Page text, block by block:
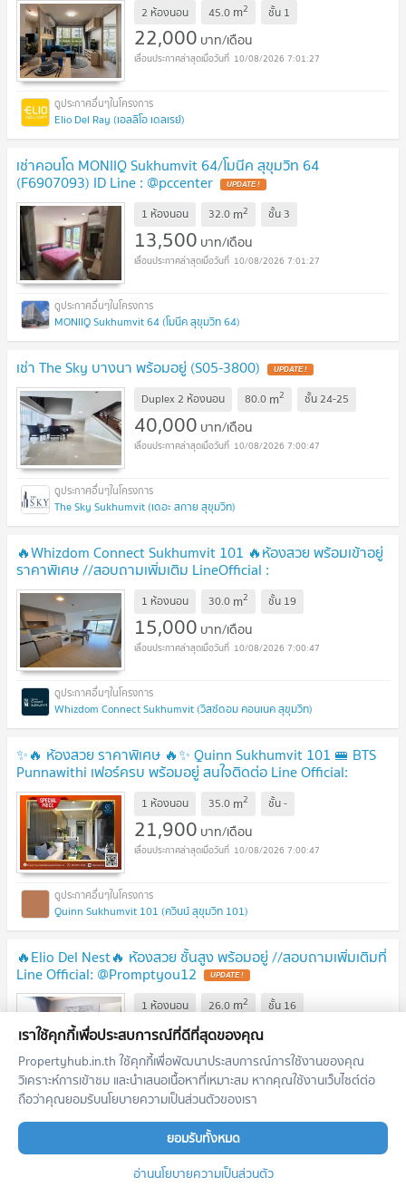
2 ห้องนอน 45.0 m2 ชั้น 1
22,000 บาท/เดือน
10/08/2026 7:01:27
Elio Del Ray (เอลลิโอ เดลเรย์)
เช่าคอนโด MONIIQ Sukhumvit 64/โมนีค สุขุมวิท 64
(F6907093) ID Line : @pccenter
1 ห้องนอน 32.0 m2 ชั้น 3
13,500 บาท/เดือน
10/08/2026 7:01:27
MONIIQ Sukhumvit 64 (โมนีค สุขุมวิท 64)
เช่า The Sky บางนา พร้อมอยู่ (S05-3800)
Duplex 2 ห้องนอน 80.0 m2 ชั้น24-25
40,000 บาท/เดือน
10/08/2026 7:00:47
The Sky Sukhumvit (เดอะ สกาย สุขุมวิท)
🔥Whizdom Connect Sukhumvit 101 🔥ห้องสวย พร้อมเข้าอยู่
ราคาพิเศษ //สอบถามเพิ่มเติม LineOfficial :
@Promptyou
1 ห้องนอน 30.0 m2 ชั้น 19
15,000 บาท/เดือน
10/08/2026 7:00:47
Whizdom Connect Sukhumvit (วิสซ์ดอม คอนเนค สุขุมวิท)
✨🔥 ห้องสวย ราคาพิเศษ 🔥✨ Quinn Sukhumvit 101 🚝 BTS
Punnawithi เฟอร์ครบ พร้อมอยู่ สนใจติดต่อ Line Official:
@promptyou12
1 ห้องนอน 35.0 m2 ชั้น-
21,900 บาท/เดือน
10/08/2026 7:00:47
Quinn Sukhumvit 101 (ควินน์ สุขุมวิท 101)
🔥Elio Del Nest🔥 ห้องสวย ชั้นสูง พร้อมอยู่ //สอบถามเพิ่มเติมที่
Line Official: @Promptyou12
1 ห้องนอน 26.0 m2 ชั้น 16
13,000บาท/เดือน
10/08/2026 7:00:47
🔥THE PRIVACY S101🔥เฟอร์นิเจอร์ครบ พร้อมเข้าอยู่ ราคา
พิเศษ //สอบถามเพิ่มเติม Lineofficial:@Promptyou3
เราใช้คุกกี้เพื่อประสบการณ์ที่ดีที่สุดของคุณ
Propertyhub.in.th ใช้คุกกี้เพื่อพัฒนาประสบการณ์การใช้งานของคุณ
วิเคราะห์การเข้าชม และนำเสนอเนื้อหาที่เหมาะสม หากคุณใช้งานเว็บไซต์ต่อ
ถือว่าคุณยอมรับนโยบายความเป็นส่วนตัวของเรา
ยอมรับทั้งหมด
อ่านนโยบายความเป็นส่วนตัว